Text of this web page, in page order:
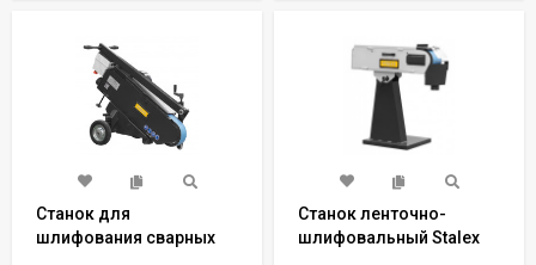
Станок для
шлифования сварных
Станок ленточно-
шлифовальный Stalex